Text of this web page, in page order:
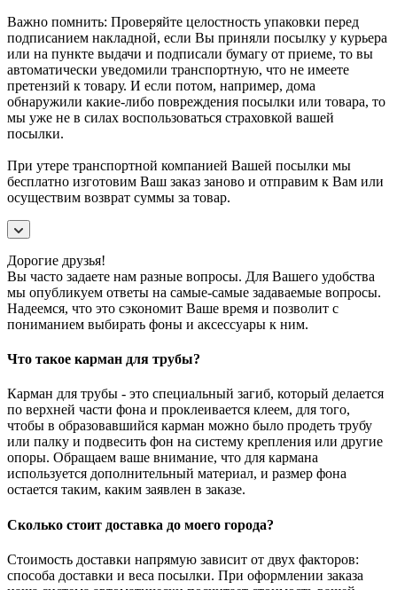
Важно помнить: Проверяйте целостность упаковки перед
подписанием накладной, если Вы приняли посылку у курьера
или на пункте выдачи и подписали бумагу от приеме, то вы
автоматически уведомили транспортную, что не имеете
претензий к товару. И если потом, например, дома
обнаружили какие-либо повреждения посылки или товара, то
мы уже не в силах воспользоваться страховкой вашей
посылки.
При утере транспортной компанией Вашей посылки мы
бесплатно изготовим Ваш заказ заново и отправим к Вам или
осуществим возврат суммы за товар.
Дорогие друзья!
Вы часто задаете нам разные вопросы. Для Вашего удобства
мы опубликуем ответы на самые-самые задаваемые вопросы.
Надеемся, что это сэкономит Ваше время и позволит с
пониманием выбирать фоны и аксессуары к ним.
Что такое карман для трубы?
Карман для трубы - это специальный загиб, который делается
по верхней части фона и проклеивается клеем, для того,
чтобы в образовавшийся карман можно было продеть трубу
или палку и подвесить фон на систему крепления или другие
опоры. Обращаем ваше внимание, что для кармана
используется дополнительный материал, и размер фона
остается таким, каким заявлен в заказе.
Сколько стоит доставка до моего города?
Стоимость доставки напрямую зависит от двух факторов:
способа доставки и веса посылки. При оформлении заказа